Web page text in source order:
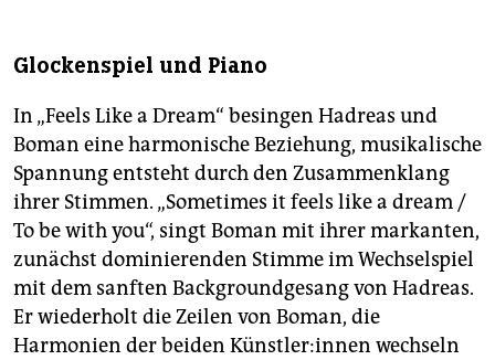
Glockenspiel und Piano
In „Feels Like a Dream“ besingen Hadreas und
Boman eine harmonische Beziehung, musikalische
Spannung entsteht durch den Zusammenklang
ihrer Stimmen. „Some­times it feels like a dream /
To be with you“, singt Boman mit ihrer markanten,
zunächst dominierenden Stimme im Wechselspiel
mit dem sanften Backgroundgesang von Hadreas.
Er wiederholt die Zeilen von Boman, die
Harmonien der beiden Künst­le­r:in­nen wechseln